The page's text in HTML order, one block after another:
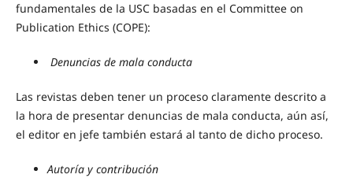
fundamentales de la USC basadas en el Committee on
Publication Ethics (COPE):
Denuncias de mala conducta
Las revistas deben tener un proceso claramente descrito a
la hora de presentar denuncias de mala conducta, aún así,
el editor en jefe también estará al tanto de dicho proceso.
Autoría y contribución